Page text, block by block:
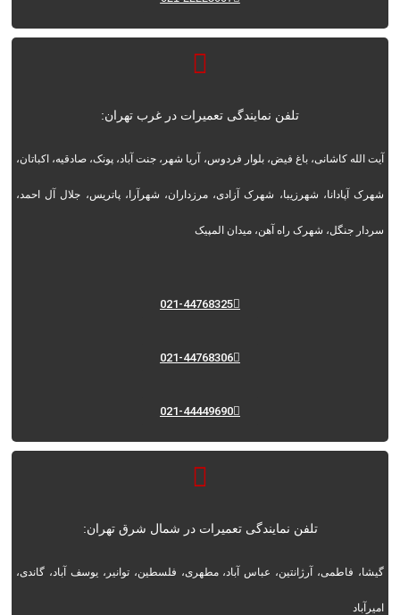
تلفن نمایندگی تعمیرات در غرب تهران:
آیت الله کاشانی، باغ فیض، بلوار فردوس، آریا شهر، جنت آباد، پونک، صادقیه، اکباتان،
شهرک آپادانا، شهرزیبا، شهرک آزادی، مرزداران، شهرآرا، پاتریس، جلال آل احمد،
سردار جنگل، شهرک راه آهن، میدان المپیک
021-44768325
021-44768306
021-44449690
تلفن نمایندگی تعمیرات در شمال شرق تهران:
گیشا، فاطمی، آرژانتین، عباس آباد، مطهری، فلسطین، توانیر، یوسف آباد، گاندی،
امیرآباد